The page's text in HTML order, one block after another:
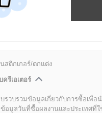
สติกเกอร์/ตกแต่ง
รีเอเตอร์
บรวบรวมข้อมูลเกี่ยวกับการซื้อเพื่
อมูลวันที่ซื้อผลงานและประเทศ